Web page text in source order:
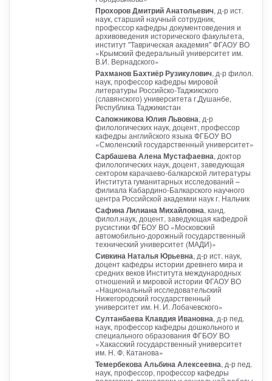
Прохоров Дмитрий Анатольевич, д-р ист.
наук, старший научный сотрудник,
профессор кафедры документоведения и
архивоведения исторического факультета,
институт "Таврическая академия" ФГАОУ ВО
«Крымский федеральный университет им.
В.И. Вернадского»
Рахманов Бахтиёр Рузикулович, д-р филол.
наук, профессор кафедры мировой
литературы Российско-Таджикского
(славянского) университета г.Душанбе,
Республика Таджикистан
Сапожникова Юлия Львовна, д-р
филологических наук, доцент, профессор
кафедры английского языка ФГБОУ ВО
«Смоленский государственный университет»
Сарбашева Алена Мустафаевна, доктор
филологических наук, доцент, заведующая
сектором карачаево-балкарской литературы
Института гуманитарных исследований –
филиала Кабардино-Балкарского научного
центра Российской академии наук г. Нальчик
Сафина Лилиана Михайловна, канд.
филол.наук, доцент, заведующая кафедрой
русистики ФГБОУ ВО «Московский
автомобильно-дорожный государственный
технический университет (МАДИ)»
Сивкина Наталья Юрьевна, д-р ист. наук,
доцент кафедры истории древнего мира и
средних веков Института международных
отношений и мировой истории ФГАОУ ВО
«Национальный исследовательский
Нижегородский государственный
университет им. Н. И. Лобачевского»
Султанбаева Клавдия Ивановна, д-р пед.
наук, профессор кафедры дошкольного и
специального образования ФГБОУ ВО
«Хакасский государственный университет
им. Н. Ф. Катанова»
Темербекова Альбина Алексеевна, д-р пед.
наук, профессор, профессор кафедры